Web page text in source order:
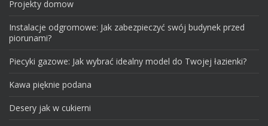
Projekty domow
Instalacje odgromowe: Jak zabezpieczyć swój budynek przed
piorunami?
Piecyki gazowe: Jak wybrać idealny model do Twojej łazienki?
Kawa pięknie podana
Desery jak w cukierni